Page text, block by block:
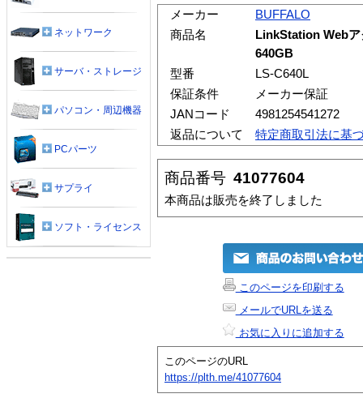
メーカー
BUFFALO
商品名
LinkStation Web
640GB
型番
LS-C640L
保証条件
メーカー保証
JANコード
4981254541272
返品について
特定商取引法に基
商品番号 41077604
本商品は販売を終了しました
このページを印刷する
メールでURLを送る
お気に入りに追加する
このページのURL
https://plth.me/41077604
ネットワーク
サーバ・ストレージ
パソコン・周辺機器
PCパーツ
サプライ
ソフト・ライセンス